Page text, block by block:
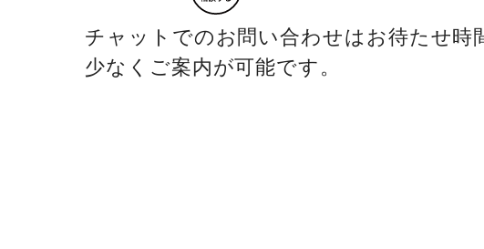
チャットでのお問い合わせはお待たせ時
少なくご案内が可能です。